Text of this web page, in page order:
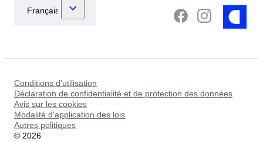
Conditions d’utilisation
Déclaration de confidentialité et de protection des données
Avis sur les cookies
Modalité d'application des lois
Autres politiques
© 2026